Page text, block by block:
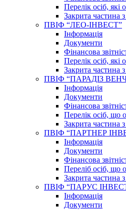
Перелік осіб, які
Закрита частина
ПВІФ “ЛЕО-ІНВЕСТ”
Інформація
Документи
Фінансова
Перелік осіб, які
Закрита частина
ПВІФ “ПАРАДІЗ
Інформація
Документи
Фінансова
Перелік осіб, що
Закрита частина
ПВІФ “ПАРТНЕР
Інформація
Документи
Фінансова
Переліб осіб, що
Закрита частина
ПВІФ “ПАРУС
Інформація
Документи